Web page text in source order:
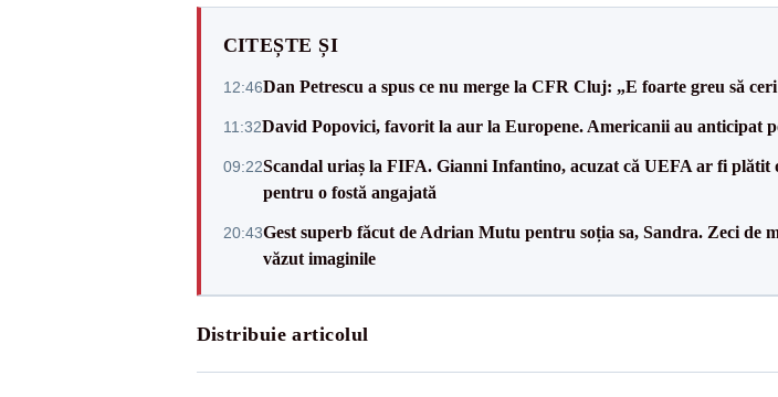
CITEȘTE ȘI
12:46Dan Petrescu a spus ce nu merge la CFR Cluj: „E foarte greu să
11:32David Popovici, favorit la aur la Europene. Americanii au anticipat
09:22Scandal uriaș la FIFA. Gianni Infantino, acuzat că UEFA ar fi plătit
pentru o fostă angajată
20:43Gest superb făcut de Adrian Mutu pentru soția sa, Sandra. Zeci de
văzut imaginile
Distribuie articolul